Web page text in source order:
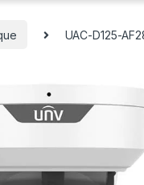
UAC-D125-